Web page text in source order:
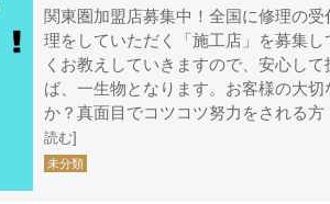
関東圏加盟店募集中！全国に修理の
理をしていただく「施工店」を募集
くお教えしていきますので、安心し
ば、一生物となります。お客様の大
か？真面目でコツコツ努力をされる
読む]
未分類